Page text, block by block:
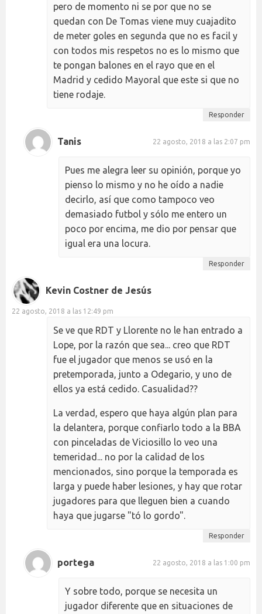
pero de momento ni se por que no se
quedan con De Tomas viene muy cuajadito
de meter goles en segunda que no es facil y
con todos mis respetos no es lo mismo que
te pongan balones en el rayo que en el
Madrid y cedido Mayoral que este si que no
tiene rodaje.
Responder
Tanis 22 agosto, 2018 a las 2:07 pm
Pues me alegra leer su opinión, porque yo
pienso lo mismo y no he oído a nadie
decirlo, así que como tampoco veo
demasiado futbol y sólo me entero un
poco por encima, me dio por pensar que
igual era una locura.
Responder
Kevin Costner de Jesús
22 agosto, 2018 a las 12:49 pm
Se ve que RDT y Llorente no le han entrado a
Lope, por la razón que sea... creo que RDT
fue el jugador que menos se usó en la
pretemporada, junto a Odegario, y uno de
ellos ya está cedido. Casualidad??
La verdad, espero que haya algún plan para
la delantera, porque confiarlo todo a la BBA
con pinceladas de Viciosillo lo veo una
temeridad... no por la calidad de los
mencionados, sino porque la temporada es
larga y puede haber lesiones, y hay que rotar
jugadores para que lleguen bien a cuando
haya que jugarse "tó lo gordo".
Responder
portega 22 agosto, 2018 a las 1:00 pm
Y sobre todo, porque se necesita un
jugador diferente que en situaciones de